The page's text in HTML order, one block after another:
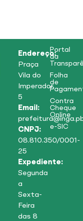
Endereço:
Praça
Vila do
Imperador,
5
Email:
CNPJ:
08.810.350/0001-
25
Expediente:
Segunda
a
Sexta-
Feira
das 8
Portal
da
Folha
de
Contra
Cheque
Online
e-SIC